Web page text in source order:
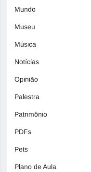
Mundo
Museu
Música
Notícias
Opinião
Palestra
Patrimônio
PDFs
Pets
Plano de Aula